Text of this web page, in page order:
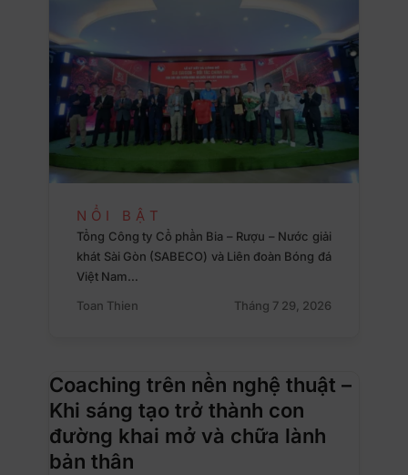
NỔI BẬT
Tổng Công ty Cổ phần Bia – Rượu – Nước giải
khát Sài Gòn (SABECO) và Liên đoàn Bóng đá
Việt Nam…
Toan Thien
Tháng 7 29, 2026
Coaching trên nền nghệ thuật –
Khi sáng tạo trở thành con
đường khai mở và chữa lành
bản thân